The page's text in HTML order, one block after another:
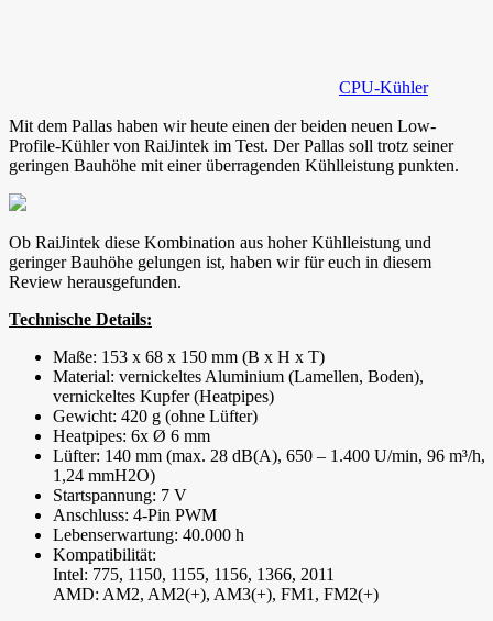
CPU-Kühler
Mit dem Pallas haben wir heute einen der beiden neuen Low-
Profile-Kühler von RaiJintek im Test. Der Pallas soll trotz seiner
geringen Bauhöhe mit einer überragenden Kühlleistung punkten.
Ob RaiJintek diese Kombination aus hoher Kühlleistung und
geringer Bauhöhe gelungen ist, haben wir für euch in diesem
Review herausgefunden.
Technische Details:
Maße: 153 x 68 x 150 mm (B x H x T)
Material: vernickeltes Aluminium (Lamellen, Boden),
vernickeltes Kupfer (Heatpipes)
Gewicht: 420 g (ohne Lüfter)
Heatpipes: 6x Ø 6 mm
Lüfter: 140 mm (max. 28 dB(A), 650 – 1.400 U/min, 96 m³/h,
1,24 mmH2O)
Startspannung: 7 V
Anschluss: 4-Pin PWM
Lebenserwartung: 40.000 h
Kompatibilität:
Intel: 775, 1150, 1155, 1156, 1366, 2011
AMD: AM2, AM2(+), AM3(+), FM1, FM2(+)